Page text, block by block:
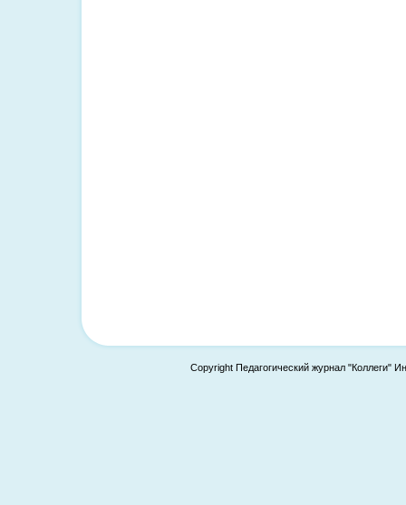
Copyright Педагогический журнал "Коллеги"